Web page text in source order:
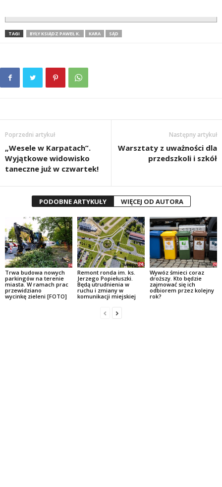
TAGI BYŁY KSIĄDZ PAWEŁ K. KARA SĄD
Poprzedni artykuł
„Wesele w Karpatach”.
Wyjątkowe widowisko
taneczne już w czwartek!
Następny artykuł
Warsztaty z uważności dla
przedszkoli i szkół
PODOBNE ARTYKUŁY WIĘCEJ OD AUTORA
Trwa budowa nowych
parkingów na terenie
miasta. W ramach prac
przewidziano
wycinkę zieleni [FOTO]
Remont ronda im. ks.
Jerzego Popiełuszki.
Będą utrudnienia w
ruchu i zmiany w
komunikacji miejskiej
Wywóz śmieci coraz
droższy. Kto będzie
zajmować się ich
odbiorem przez kolejny
rok?